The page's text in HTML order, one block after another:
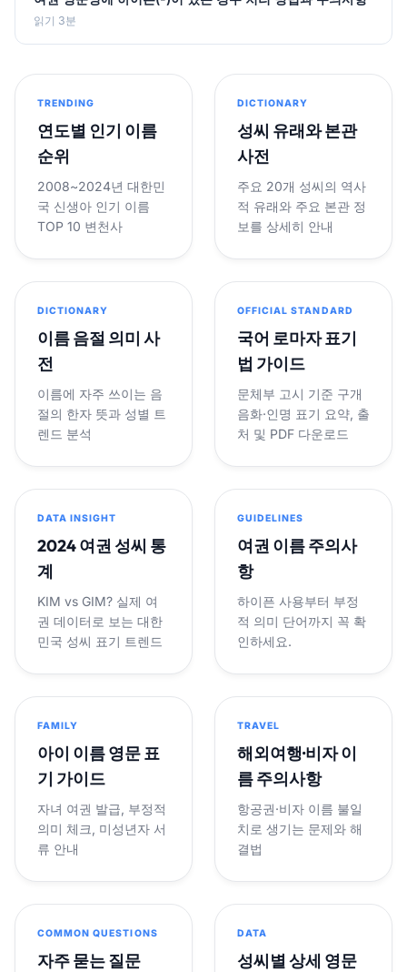
읽기 3분
TRENDING
연도별 인기 이름
순위
2008~2024년 대한민
국 신생아 인기 이름
TOP 10 변천사
DICTIONARY
성씨 유래와 본관
사전
주요 20개 성씨의 역사
적 유래와 주요 본관 정
보를 상세히 안내
DICTIONARY
이름 음절 의미 사
전
이름에 자주 쓰이는 음
절의 한자 뜻과 성별 트
렌드 분석
OFFICIAL STANDARD
국어 로마자 표기
법 가이드
문체부 고시 기준 구개
음화·인명 표기 요약, 출
처 및 PDF 다운로드
DATA INSIGHT
2024 여권 성씨 통
계
KIM vs GIM? 실제 여
권 데이터로 보는 대한
민국 성씨 표기 트렌드
GUIDELINES
여권 이름 주의사
항
하이픈 사용부터 부정
적 의미 단어까지 꼭 확
인하세요.
FAMILY
아이 이름 영문 표
기 가이드
자녀 여권 발급, 부정적
의미 체크, 미성년자 서
류 안내
TRAVEL
해외여행·비자 이
름 주의사항
항공권·비자 이름 불일
치로 생기는 문제와 해
결법
COMMON QUESTIONS
자주 묻는 질문
DATA
성씨별 상세 영문